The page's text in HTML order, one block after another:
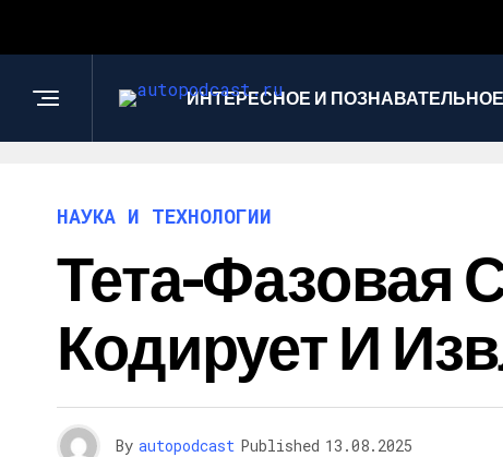
ИНТЕРЕСНОЕ И ПОЗНАВАТЕЛЬНОЕ
НАУКА И ТЕХНОЛОГИИ
Тета-Фазовая
Кодирует И
By autopodcast Published 13.08.2025